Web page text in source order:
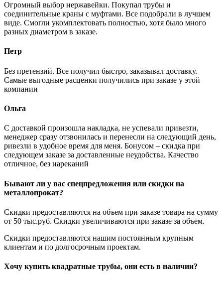
Огромный выбор нержавейки. Покупал трубы и
соединительные краны с муфтами. Все подобрали в лучшем
виде. Смогли укомплектовать полностью, хотя было много
разных диаметром в заказе.
Петр
Без претензий. Все получил быстро, заказывал доставку.
Самые выгодные расценки получились при заказе у этой
компании
Ольга
С доставкой произошла накладка, не успевали привезти,
менеджер сразу отзвонилась и перенесли на следующий день,
ривезли в удобное время для меня. Бонусом – скидка при
следующем заказе за доставленные неудобства. Качество
отличное, без нареканий
Бывают ли у вас спецпредложения или скидки на
металлопрокат?
Скидки предоставляются на объем при заказе товара на сумму
от 50 тыс.руб. Скидки увеличиваются при заказе за объем.
Скидки предоставляются нашим постоянным крупным
клиентам и по долгосрочным проектам.
Хочу купить квадратные трубы, они есть в наличии?